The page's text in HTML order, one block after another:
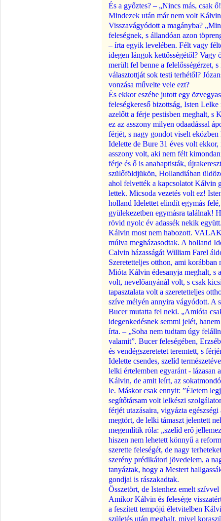
És a győztes? – „Nincs más, csak ő!
Mindezek után már nem volt
Visszavágyódott a magányba?
feleségnek, s állandóan azon
– írta egyik levelében. Félt vagy
idegen lángok kettősségétől? Vagy
merült fel benne a felelősségérzet,
választottját sok testi terhétől?
vonzása művelte vele ezt?
És ekkor eszébe jutott egy
feleségkereső bizottság, Isten
azelőtt a férje pestisben meghalt, s
ez az asszony milyen odaadással
férjét, s nagy gondot viselt
Idelette de Bure 31 éves volt
asszony volt, aki nem félt
férje és ő is anabaptisták,
szülőföldjükön, Hollandiában
ahol felvették a kapcsolatot Kálvin
lettek. Micsoda vezetés volt ez!
holland Idelettet elindít egymás
gyülekezetben egymásra találnak!
rövid nyolc év adassék nekik
Kálvin most nem habozott.
múlva megházasodtak. A holland
Calvin házasságát William Farel
Szeretetteljes otthon, ami korábban
Mióta Kálvin édesanyja meghalt, s
volt, nevelőanyánál volt, s csak
tapasztalata volt a szeretetteljes
szíve mélyén annyira vágyódott. A
Bucer mutatta fel neki. „Amióta
idegenkedésnek semmi jelét,
írta. – „Soha nem tudtam úgy
valamit”. Bucer feleségében,
és vendégszeretetet teremtett, s
Idelette csendes, szelíd
lelki értelemben egyaránt -
Kálvin, de amit leírt, az
le. Máskor csak ennyit: ”Életem
segítőtársam volt lelkészi
férjét utazásaira, vigyázta
megtört, de lelki támaszt jelentett
megemlítik róla: „szelíd erő
hiszen nem lehetett könnyű a
szerette feleségét, de nagy
szerény prédikátori jövedelem, a
tanyáztak, hogy a Mestert
gondjai is rászakadtak.
Összetört, de Istenhez emelt
Amikor Kálvin és felesége
a feszített tempójú életvitelben
születés után meghalt, mivel